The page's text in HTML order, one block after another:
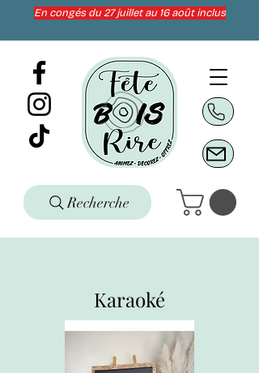
Recherche
En congés du 27 juillet au 16 août inclus
Karaoké